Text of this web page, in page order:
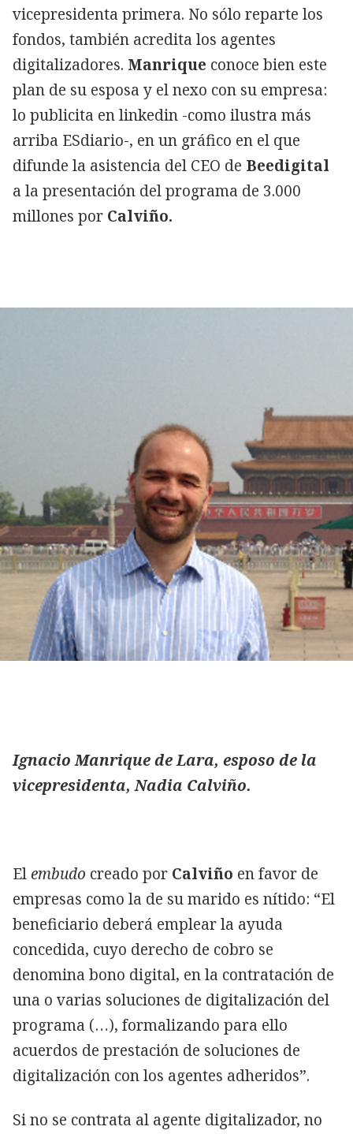
vicepresidenta primera. No sólo reparte los
fondos, también acredita los agentes
digitalizadores. Manrique conoce bien este
plan de su esposa y el nexo con su empresa:
lo publicita en linkedin -como ilustra más
arriba ESdiario-, en un gráfico en el que
difunde la asistencia del CEO de Beedigital
a la presentación del programa de 3.000
millones por Calviño.
Ignacio Manrique de Lara, esposo de la
vicepresidenta, Nadia Calviño.
Elembudo creado por Calviño en favor de
empresas como la de su marido es nítido: “El
beneficiario deberá emplear la ayuda
concedida, cuyo derecho de cobro se
denomina bono digital, en la contratación de
una o varias soluciones de digitalización del
programa (…), formalizando para ello
acuerdos de prestación de soluciones de
digitalización con los agentes adheridos”.
Si no se contrata al agente digitalizador, no